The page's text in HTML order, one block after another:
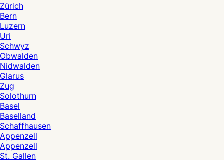
Zürich
Bern
Luzern
Uri
Schwyz
Obwalden
Nidwalden
Glarus
Zug
Solothurn
Basel
Baselland
Schaffhausen
Appenzell
Appenzell
St. Gallen